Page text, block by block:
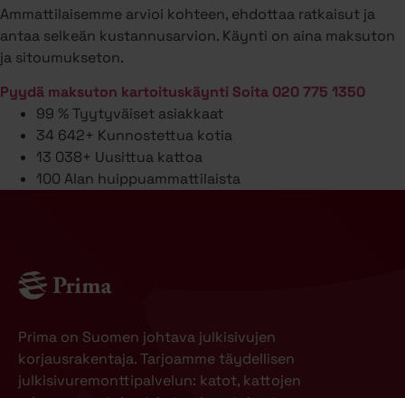
Ammattilaisemme arvioi kohteen, ehdottaa ratkaisut ja
antaa selkeän kustannusarvion. Käynti on aina maksuton
ja sitoumukseton.
Pyydä maksuton kartoituskäynti Soita 020 775 1350
99 %Tyytyväiset asiakkaat
34 642+ Kunnostettua kotia
13 038+ Uusittua kattoa
100 Alan huippuammattilaista
Prima on Suomen johtava julkisivujen
korjausrakentaja. Tarjoamme täydellisen
julkisivuremonttipalvelun: katot, kattojen